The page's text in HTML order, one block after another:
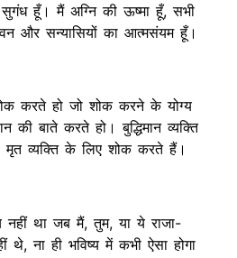
हूँ। मैं अग्नि की ऊष्मा हूँ, सभी
और सन्यासियों का आत्मसंयम हूँ।
करते हो जो शोक करने के योग्य
की बाते करते हो। बुद्धिमान व्यक्ति
मृत व्यक्ति के लिए शोक करते हैं।
था जब मैं, तुम, या ये राजा-
थे, ना ही भविष्य में कभी ऐसा होगा